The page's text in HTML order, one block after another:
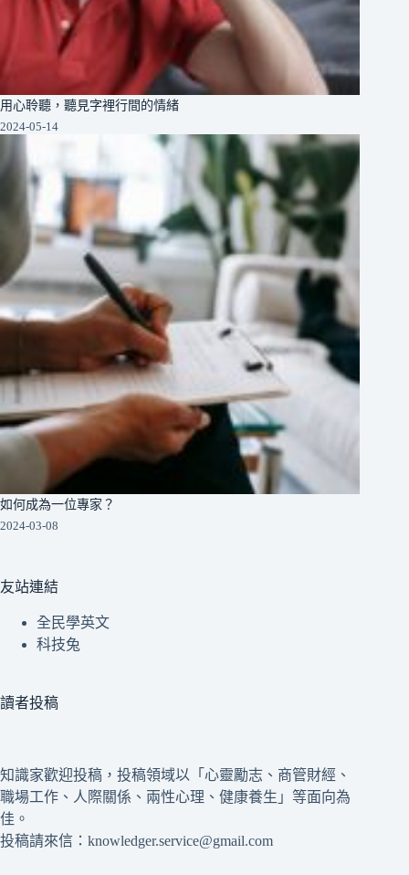
用心聆聽，聽見字裡行間的情緒
2024-05-14
如何成為一位專家？
2024-03-08
友站連結
全民學英文
科技兔
讀者投稿
知識家歡迎投稿，投稿領域以「心靈勵志、商管財經、
職場工作、人際關係、兩性心理、健康養生」等面向為
佳。
投稿請來信：knowledger.service@gmail.com